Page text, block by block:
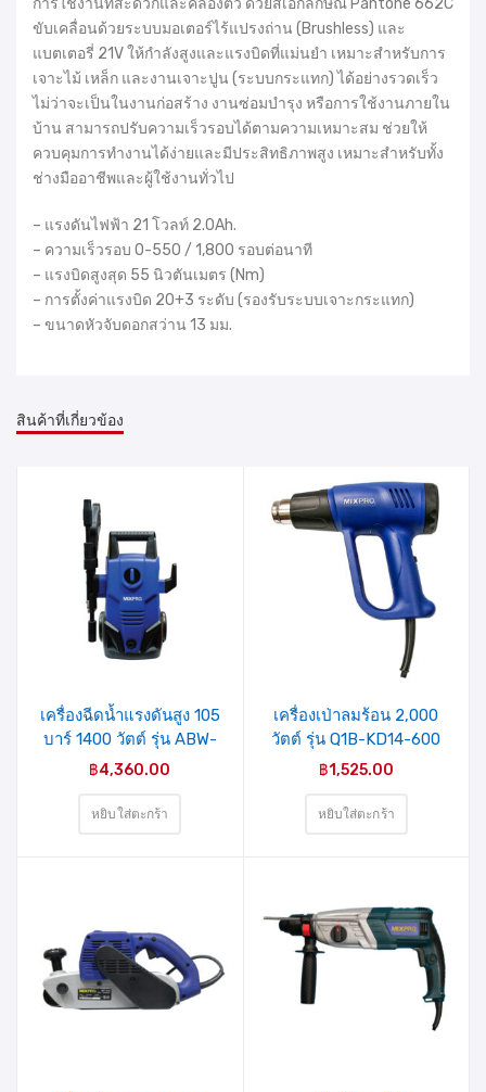
การใช้งานที่สะดวกและคล่องตัว ด้วยสีเอกลักษณ์ Pantone 662C
ขับเคลื่อนด้วยระบบมอเตอร์ไร้แปรงถ่าน (Brushless) และ
แบตเตอรี่ 21V ให้กำลังสูงและแรงบิดที่แม่นยำ เหมาะสำหรับการ
เจาะไม้ เหล็ก และงานเจาะปูน (ระบบกระแทก) ได้อย่างรวดเร็ว
ไม่ว่าจะเป็นในงานก่อสร้าง งานซ่อมบำรุง หรือการใช้งานภายใน
บ้าน สามารถปรับความเร็วรอบได้ตามความเหมาะสม ช่วยให้
ควบคุมการทำงานได้ง่ายและมีประสิทธิภาพสูง เหมาะสำหรับทั้ง
ช่างมืออาชีพและผู้ใช้งานทั่วไป
– แรงดันไฟฟ้า 21 โวลท์ 2.0Ah.
– ความเร็วรอบ 0-550 / 1,800 รอบต่อนาที
– แรงบิดสูงสุด 55 นิวตันเมตร (Nm)
– การตั้งค่าแรงบิด 20+3 ระดับ (รองรับระบบเจาะกระแทก)
– ขนาดหัวจับดอกสว่าน 13 มม.
สินค้าที่เกี่ยวข้อง
รายการ
สินค้าที่
ชอบ
เครื่องฉีดน้ำแรงดันสูง 105
บาร์ 1400 วัตต์ รุ่น ABW-
VAT-70P(04-009-006)
฿4,360.00
หยิบใส่ตะกร้า
เครื่องเป่าลมร้อน 2,000
วัตต์ รุ่น Q1B-KD14-600
(04-009-015) MIXPRO
฿1,525.00
หยิบใส่ตะกร้า